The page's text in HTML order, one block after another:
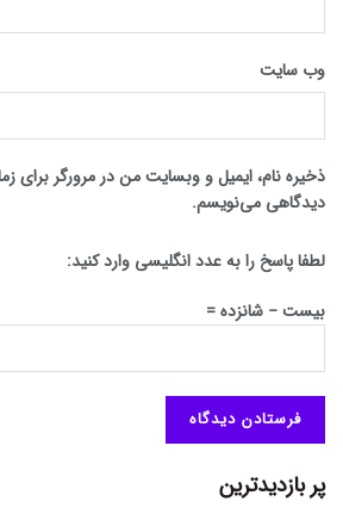
وب‌ سایت
ذخیره نام، ایمیل و وبسایت من در مرورگر برای
دیدگاهی می‌نویسم.
لطفا پاسخ را به عدد انگلیسی وارد کنید:
بیست − شانزده =
پر بازدیدترین